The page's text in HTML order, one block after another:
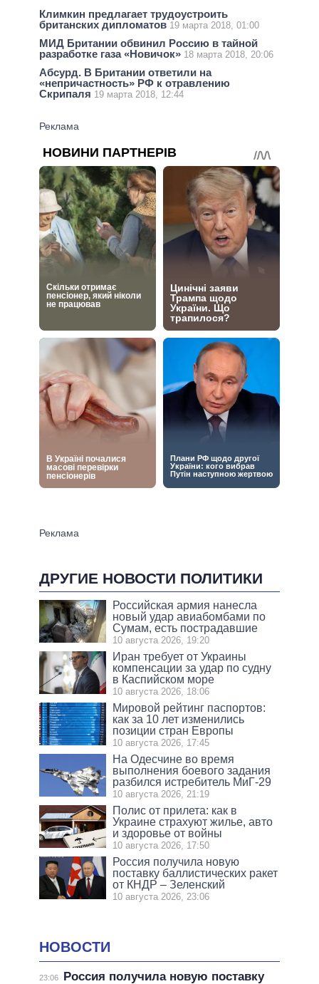
Климкин предлагает трудоустроить
британских дипломатов 19 марта 2018, 01:00
МИД Британии обвинил Россию в тайной
разработке газа «Новичок» 18 марта 2018, 20:06
Абсурд. В Британии ответили на
«непричастность» РФ к отравлению
Скрипаля 19 марта 2018, 12:44
ДРУГИЕ НОВОСТИ ПОЛИТИКИ
Российская армия нанесла
новый удар авиабомбами по
Сумам, есть пострадавшие
10 августа 2026, 19:20
Иран требует от Украины
компенсации за удар по судну
в Каспийском море
10 августа 2026, 18:06
Мировой рейтинг паспортов:
как за 10 лет изменились
позиции стран Европы
10 августа 2026, 17:45
На Одесчине во время
выполнения боевого задания
разбился истребитель МиГ-29
10 августа 2026, 21:19
Полис от прилета: как в
Украине страхуют жилье, авто
и здоровье от войны
10 августа 2026, 17:50
Россия получила новую
поставку баллистических ракет
от КНДР – Зеленский
10 августа 2026, 23:06
НОВОСТИ
23:06
Россия получила новую поставку